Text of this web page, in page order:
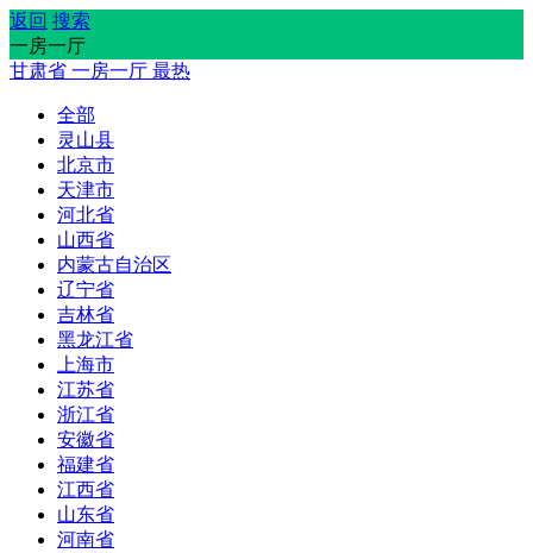
返回 搜索
一房一厅
甘肃省 一房一厅 最热
全部
灵山县
北京市
天津市
河北省
山西省
内蒙古自治区
辽宁省
吉林省
黑龙江省
上海市
江苏省
浙江省
安徽省
福建省
江西省
山东省
河南省